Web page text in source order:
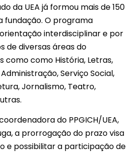
da UEA já formou mais de 150
fundação. O programa
interdisciplinar e por
de diversas áreas do
como como História, Letras,
Serviço Social,
Jornalismo, Teatro,
do PPGICH/UEA,
a prorrogação do prazo visa
e possibilitar a participação de